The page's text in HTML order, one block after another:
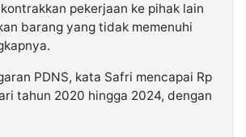
pekerjaan ke pihak lain
barang yang tidak memenuhi
PDNS, kata Safri mencapai Rp
tahun 2020 hingga 2024, dengan